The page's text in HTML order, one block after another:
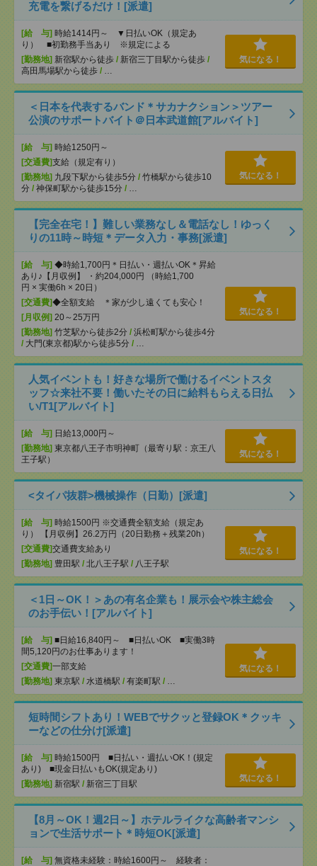
充電を繋げるだけ！[派遣]
[給 与] 時給1414円～ ▼日払いOK（規定あ
り） ■初勤務手当あり ※規定による
[勤務地] 新宿駅から徒歩 / 新宿三丁目駅から徒歩 /
高田馬場駅から徒歩 / …
気になる！
＜日本を代表するバンド＊サカナクション＞ツアー
公演のサポートバイト＠日本武道館[アルバイト]
[給 与] 時給1250円～
[交通費]支給（規定有り）
[勤務地] 九段下駅から徒歩5分 / 竹橋駅から徒歩10
分 / 神保町駅から徒歩15分 / …
気になる！
【完全在宅！】難しい業務なし＆電話なし！ゆっく
りの11時～時短＊データ入力・事務[派遣]
[給 与] ◆時給1,700円＊日払い・週払いOK＊昇給
あり♪【月収例】 ・約204,000円 （時給1,700
円 × 実働6h × 20日）
[交通費]◆全額支給 ＊家が少し遠くても安心！
[月収例] 20～25万円
[勤務地] 竹芝駅から徒歩2分 / 浜松町駅から徒歩4分
/ 大門(東京都)駅から徒歩5分 / …
気になる！
人気イベントも！好きな場所で働けるイベントスタ
ッフ☆来社不要！働いたその日に給料もらえる日払
い/T1[アルバイト]
[給 与] 日給13,000円～
[勤務地] 東京都八王子市明神町（最寄り駅：京王八
王子駅）
気になる！
<タイパ抜群>機械操作（日勤）[派遣]
[給 与] 時給1500円 ※交通費全額支給（規定あ
り） 【月収例】26.2万円（20日勤務＋残業20h）
[交通費]交通費支給あり
[勤務地] 豊田駅 / 北八王子駅 / 八王子駅
気になる！
＜1日～OK！＞あの有名企業も！展示会や株主総会
のお手伝い！[アルバイト]
[給 与] ■日給16,840円～ ■日払いOK ■実働3時
間5,120円のお仕事あります！
[交通費]一部支給
[勤務地] 東京駅 / 水道橋駅 / 有楽町駅 / …
気になる！
短時間シフトあり！WEBでサクッと登録OK＊クッキ
ーなどの仕分け[派遣]
[給 与] 時給1500円 ■日払い・週払いOK！(規定
あり) ■現金日払いもOK(規定あり)
[勤務地] 新宿駅 / 新宿三丁目駅
気になる！
【8月～OK！週2日～】ホテルライクな高齢者マンシ
ョンで生活サポート＊時短OK[派遣]
[給 与] 無資格未経験：時給1600円～ 経験者：